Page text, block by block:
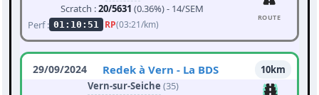
Scratch :20/5631 (0.36%) - 14/SEM
Perf : 01:10:51 RP(03:21/km)
ROUTE
29/09/2024 Redek à Vern - La BDS
10km
Vern-sur-Seiche (35)